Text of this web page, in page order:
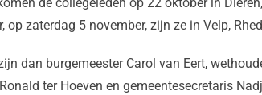
op zaterdag 5 november, zijn ze in Velp,
dan burgemeester Carol van Eert,
ter Hoeven en gemeentesecretaris